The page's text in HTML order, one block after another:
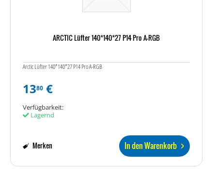
ARCTIC Lüfter 140*140*27 P14 Pro A-RGB
Arctic Lüfter 140*140*27 P14 Pro A-RGB
1380 €
Verfügbarkeit:
Lagernd
In den Warenkorb
Merken